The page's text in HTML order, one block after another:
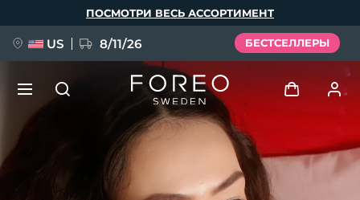
ПОСМОТРИ ВЕСЬ АССОРТИМЕНТ
US 8/11/26 БЕСТСЕЛЛЕРЫ
Войти
Профиль пользователя
BREAKING NEWS
Язык